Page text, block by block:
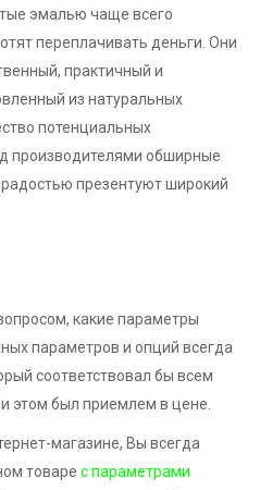
эмалью чаще всего
переплачивать деньги. Они
практичный и
из натуральных
потенциальных
производителями обширные
презентуют широкий
какие параметры
параметров и опций всегда
соответствовал бы всем
этом был приемлем в цене.
магазине, Вы всегда
товаре с параметрами